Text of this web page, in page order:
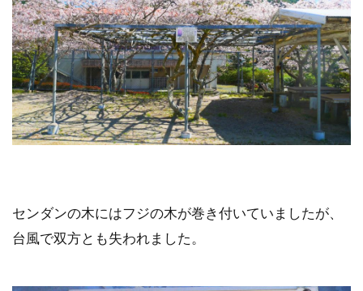
センダンの木にはフジの木が巻き付いていましたが、
台風で双方とも失われました。